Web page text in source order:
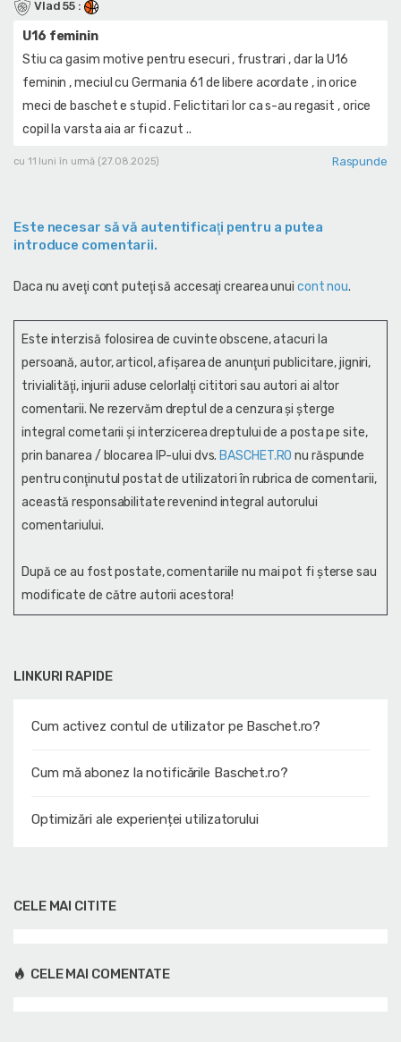
LINKURI RAPIDE
Cum activez contul de utilizator pe Baschet.ro?
Cum mă abonez la notificările Baschet.ro?
Optimizări ale experienței utilizatorului
Vlad 55 :
U16 feminin
Stiu ca gasim motive pentru esecuri , frustrari , dar la U16
feminin , meciul cu Germania 61 de libere acordate , in orice
meci de baschet e stupid . Felictitari lor ca s-au regasit , orice
copil la varsta aia ar fi cazut ..
cu 11 luni în urmă (27.08.2025) Raspunde
Este necesar să vă autentificaţi pentru a putea
introduce comentarii.
Daca nu aveţi cont puteţi să accesaţi crearea unui cont nou.
Este interzisă folosirea de cuvinte obscene, atacuri la
persoană, autor, articol, afişarea de anunţuri publicitare, jigniri,
trivialităţi, injurii aduse celorlalţi cititori sau autori ai altor
comentarii. Ne rezervăm dreptul de a cenzura și şterge
integral cometarii și interzicerea dreptului de a posta pe site,
prin banarea / blocarea IP-ului dvs. BASCHET.RO nu răspunde
pentru conţinutul postat de utilizatori în rubrica de comentarii,
această responsabilitate revenind integral autorului
comentariului.
După ce au fost postate, comentariile nu mai pot fi șterse sau
modificate de către autorii acestora!
CELE MAI CITITE
CELE MAI COMENTATE